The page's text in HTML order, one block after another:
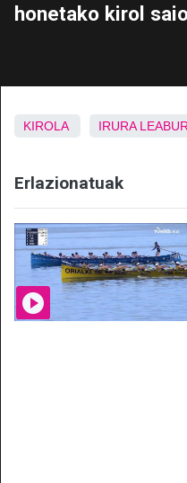
honetako kirol
KIROLA IRURA
Erlazionatuak